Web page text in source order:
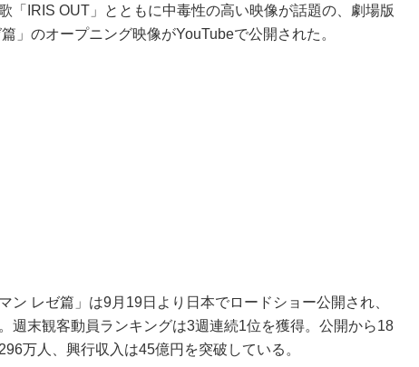
「IRIS OUT」とともに中毒性の高い映像が話題の、劇場版
」のオープニング映像がYouTubeで公開された。
レゼ篇」は9月19日より日本でロードショー公開され、
週末観客動員ランキングは3週連続1位を獲得。公開から18
万人、興行収入は45億円を突破している。